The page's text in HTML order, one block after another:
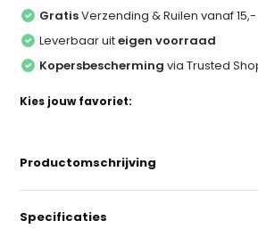
GratisVerzending & Ruilen vanaf 15,-
Leverbaar uiteigen voorraad
Kopersbescherming via Trusted
Kies jouw favoriet:
Productomschrijving
Specificaties